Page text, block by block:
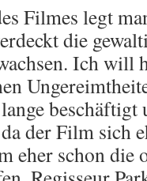
Filmes legt
die
Ich will
beschäftigt
der Film sich
eher schon die